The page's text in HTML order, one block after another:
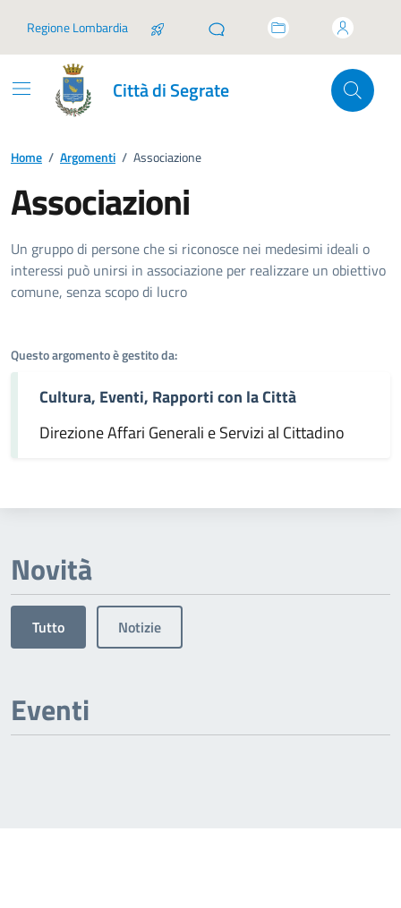
Regione Lombardia
Città di Segrate
Home / Argomenti / Associazione
Associazioni
Dettagli dell'argomento
Un gruppo di persone che si riconosce nei medesimi ideali o
interessi può unirsi in associazione per realizzare un obiettivo
comune, senza scopo di lucro
Questo argomento è gestito da:
Cultura, Eventi, Rapporti con la Città
Direzione Affari Generali e Servizi al Cittadino
Novità
Tutto Notizie
Eventi